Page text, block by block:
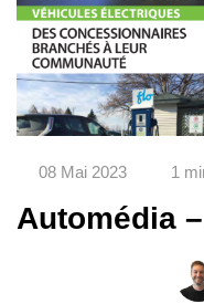
08 Mai 2023 1
Automédia